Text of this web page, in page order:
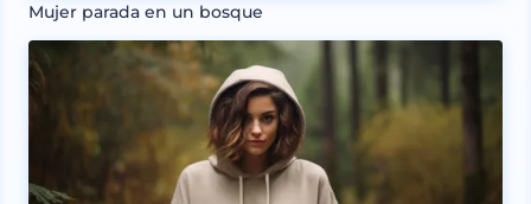
Mujer parada en un bosque